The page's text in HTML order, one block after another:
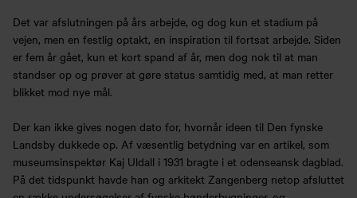
Det var afslutningen på års arbejde, og dog kun et stadium på
vejen, men en festlig optakt, en inspiration til fortsat arbejde. Siden
er fem år gået, kun et kort spand af år, men dog nok til at man
standser op og prøver at gøre status samtidig med, at man retter
blikket mod nye mål.
Der kan ikke gives nogen dato for, hvornår ideen til Den fynske
Landsby dukkede op. Af væsentlig betydning var en artikel, som
museumsinspektør Kaj Uldall i 1931 bragte i et odenseansk dagblad.
På det tidspunkt havde han og arkitekt Zangenberg netop afsluttet